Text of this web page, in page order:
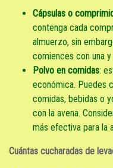
Cápsulas o
contenga cada
almuerzo, sin
comiences con una
Polvo en comidas:
económica. Puedes
comidas, bebidas o
con la avena.
más efectiva para la
Cuántas cucharadas de